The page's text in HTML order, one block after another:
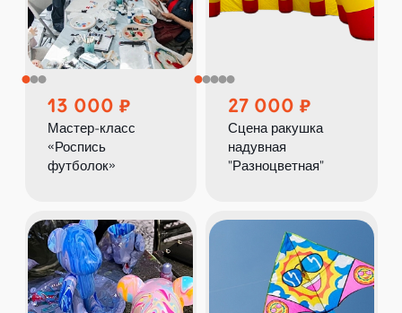
13 000
Мастер-класс
«Роспись
футболок»
27 000
Сцена ракушка
надувная
"Разноцветная"